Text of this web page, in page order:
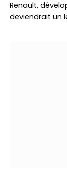
Renault,
deviendrait un